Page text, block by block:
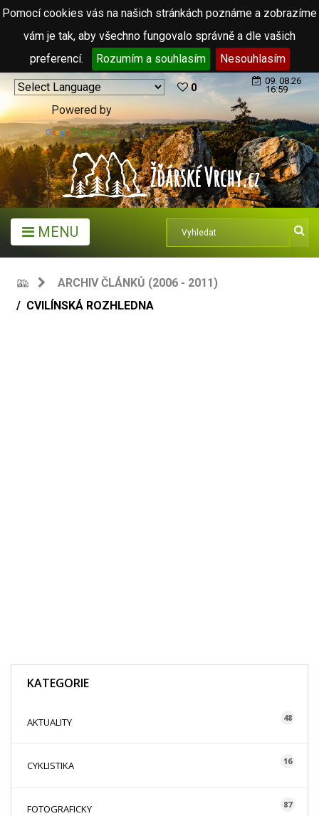
Pomocí cookies vás na našich stránkách poznáme a zobrazíme
vám je tak, aby všechno fungovalo správně a dle vašich
preferencí.
Rozumím a souhlasím Nesouhlasím
Powered by
Translate
0
09. 08.26
16:59
MENU
ARCHIV ČLÁNKŮ (2006 - 2011)
CVILÍNSKÁ ROZHLEDNA
KATEGORIE
AKTUALITY 48
CYKLISTIKA 16
FOTOGRAFICKY 87